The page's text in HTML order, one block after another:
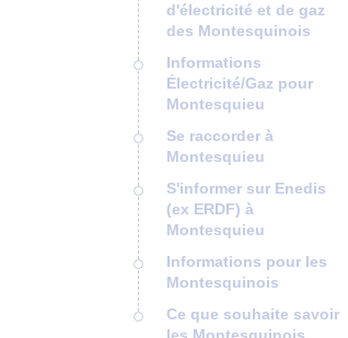
d'électricité et de gaz
des Montesquinois
Informations
Électricité/Gaz pour
Montesquieu
Se raccorder à
Montesquieu
S'informer sur Enedis
(ex ERDF) à
Montesquieu
Informations pour les
Montesquinois
Ce que souhaite savoir